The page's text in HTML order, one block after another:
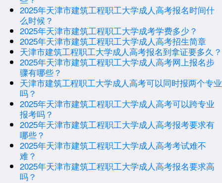
2025年天津市建筑工程职工大学成人高考报名时间什
么时候？
2025年天津市建筑工程职工大学成考学费多少？
2025年天津市建筑工程职工大学成人高考招生简章
天津市建筑工程职工大学成人高考报名到拿证要多久？
2025年天津市建筑工程职工大学成人高考网上报名步
骤有哪些？
天津市建筑工程职工大学成人高考可以同时报两个专业
吗？
2025年天津市建筑工程职工大学成人高考可以跨专业
报考吗？
2025年天津市建筑工程职工大学成人高考报考要求有
哪些？
2025年天津市建筑工程职工大学成人高考考试难不
难？
2025年天津市建筑工程职工大学成人高考报名要求高
吗？